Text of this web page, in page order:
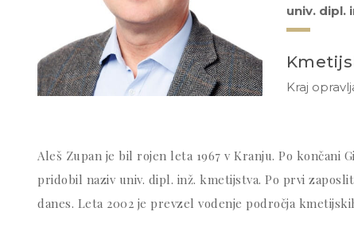
univ. dipl.
Kraj
Aleš Zupan je bil rojen leta 1967 v Kranju. Po
pridobil naziv univ. dipl. inž. kmetijstva. Po prvi
danes. Leta 2002 je prevzel vodenje področja